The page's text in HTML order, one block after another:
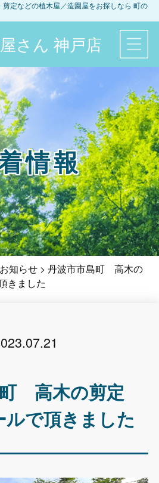
定などの植木屋／造園屋をお探しなら 町の
さん 神戸店
情報
お知らせ> 丹波市市島町 高木の
きました
町 高木の剪定
で頂きました